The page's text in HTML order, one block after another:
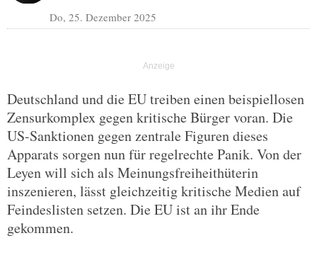
Do, 25. Dezember 2025
Deutschland und die EU treiben einen beispiellosen
Zensurkomplex gegen kritische Bürger voran. Die
US-Sanktionen gegen zentrale Figuren dieses
Apparats sorgen nun für regelrechte Panik. Von der
Leyen will sich als Meinungsfreiheithüterin
inszenieren, lässt gleichzeitig kritische Medien auf
Feindeslisten setzen. Die EU ist an ihr Ende
gekommen.